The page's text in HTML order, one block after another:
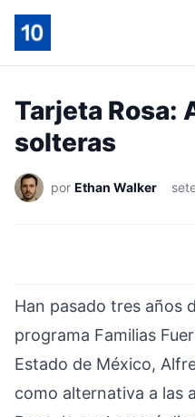
Tarjeta Rosa:
solteras
por Ethan Walker
Han pasado tres años
programa Familias
Estado de México,
como alternativa a las